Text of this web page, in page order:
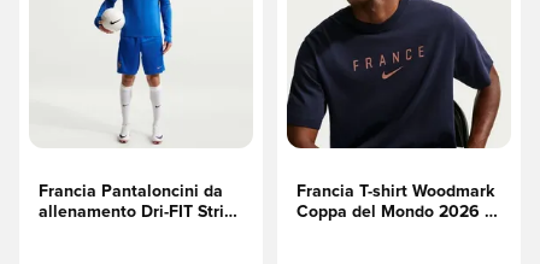
Francia Pantaloncini da
allenamento Dri-FIT Strike
Francia T-shirt Woodmark
Coppa del Mondo 2026 -